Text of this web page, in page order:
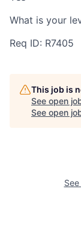
What is your
Req ID: R7405
This job is
See open
See open